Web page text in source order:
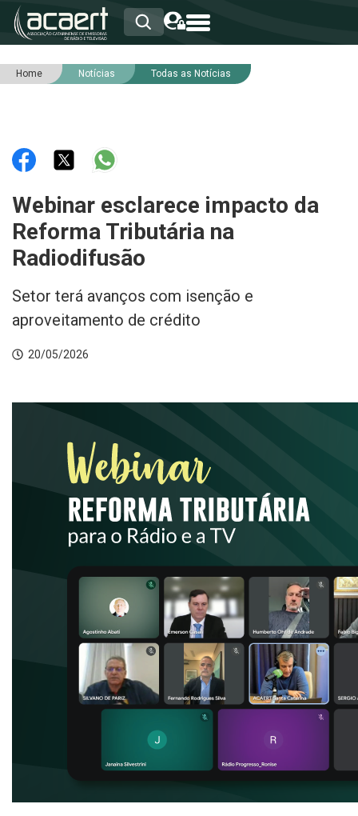
HOME
RNA
NOTÍCIAS
SERVIÇOS
INTEGRIDADE
Home Notícias Todas as Notícias
Webinar esclarece impacto da
Reforma Tributária na
Radiodifusão
Setor terá avanços com isenção e
aproveitamento de crédito
20/05/2026